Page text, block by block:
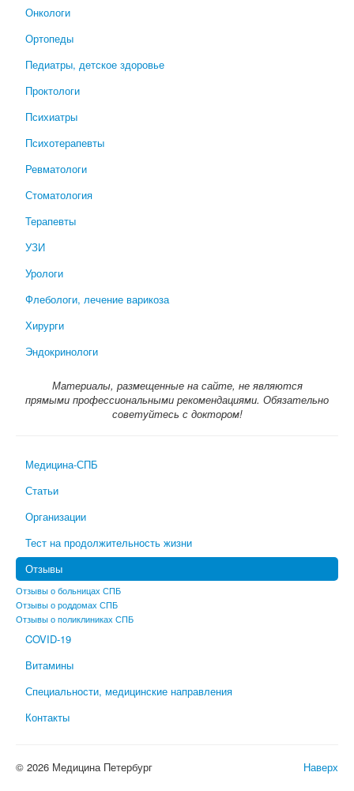
Онкологи
Ортопеды
Педиатры, детское здоровье
Проктологи
Психиатры
Психотерапевты
Ревматологи
Стоматология
Терапевты
УЗИ
Урологи
Флебологи, лечение варикоза
Хирурги
Эндокринологи
Материалы, размещенные на сайте, не являются
прямыми профессиональными рекомендациями. Обязательно
советуйтесь с доктором!
Медицина-СПБ
Статьи
Организации
Тест на продолжительность жизни
Отзывы
Отзывы о больницах СПБ
Отзывы о роддомах СПБ
Отзывы о поликлиниках СПБ
COVID-19
Витамины
Специальности, медицинские направления
Контакты
Наверх
© 2026 Медицина Петербург